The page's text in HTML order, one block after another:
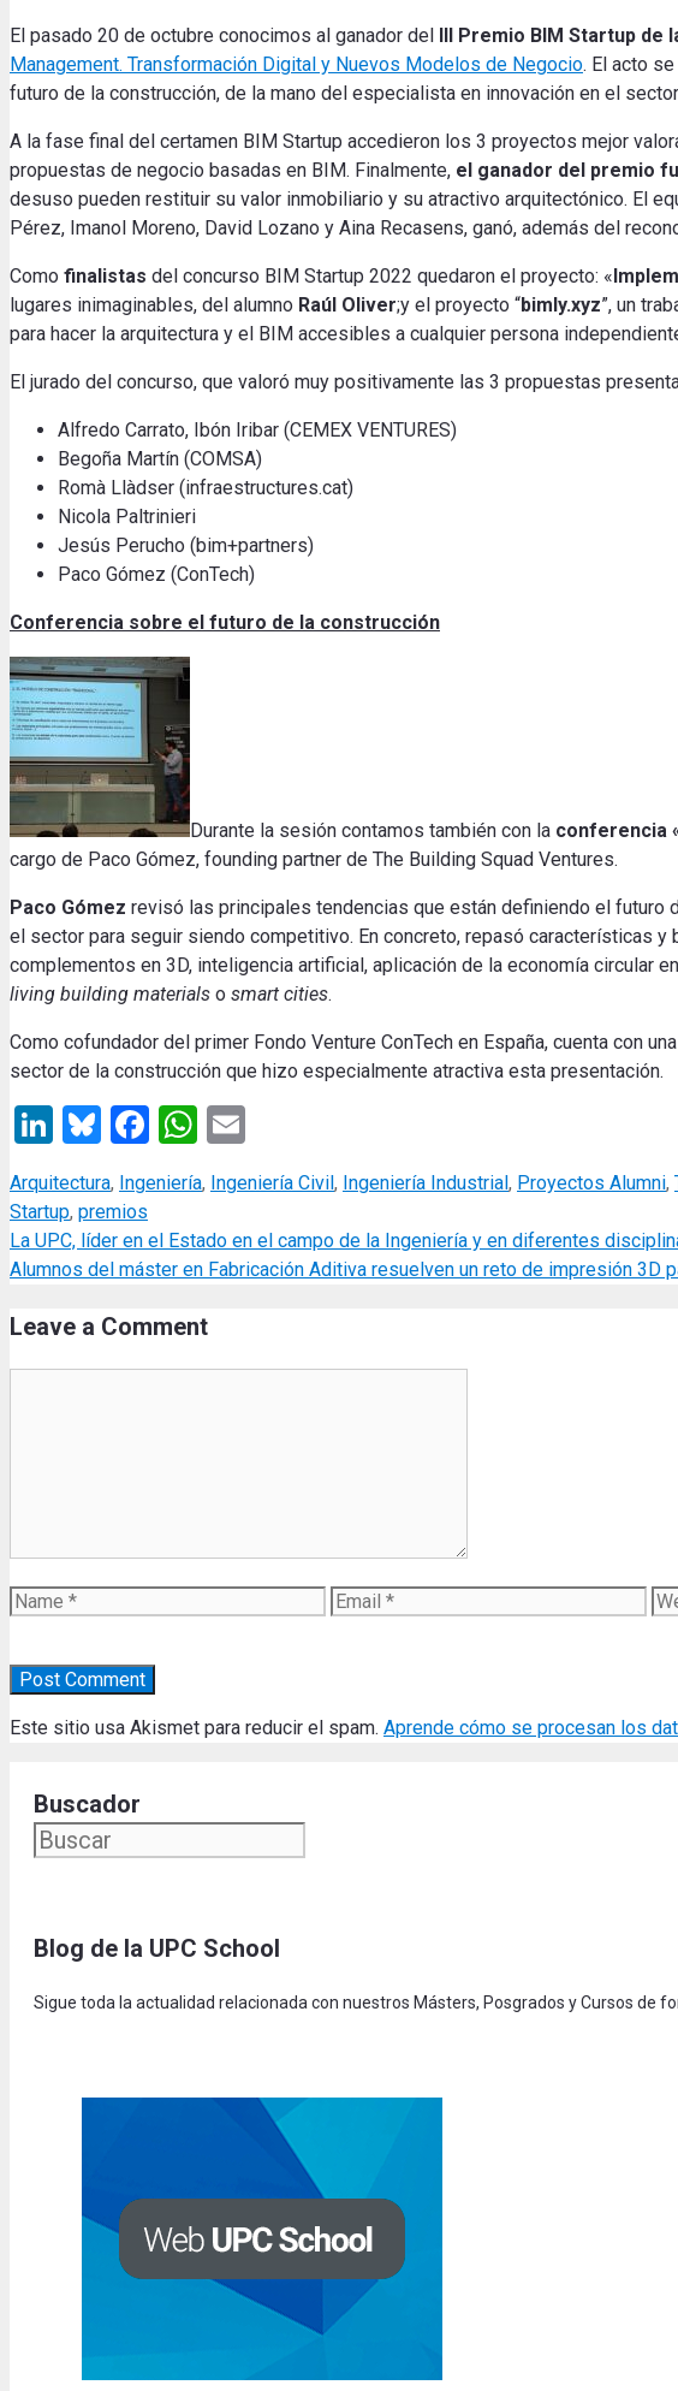
El pasado 20 de octubre conocimos al ganador del III Premio BIM Startup de
Management. Transformación Digital y Nuevos Modelos de Negocio. El acto
futuro de la construcción, de la mano del especialista en innovación en el
A la fase final del certamen BIM Startup accedieron los 3 proyectos mejor
propuestas de negocio basadas en BIM. Finalmente, el ganador del premio
desuso pueden restituir su valor inmobiliario y su atractivo arquitectónico. El
Pérez, Imanol Moreno, David Lozano y Aina Recasens, ganó, además del
Como finalistas del concurso BIM Startup 2022 quedaron el proyecto: «
lugares inimaginables, del alumno Raúl Oliver;y el proyecto “bimly.xyz”, un
para hacer la arquitectura y el BIM accesibles a cualquier persona
El jurado del concurso, que valoró muy positivamente las 3 propuestas
Alfredo Carrato, Ibón Iribar (CEMEX VENTURES)
Begoña Martín (COMSA)
Romà Llàdser (infraestructures.cat)
Nicola Paltrinieri
Jesús Perucho (bim+partners)
Paco Gómez (ConTech)
Conferencia sobre el futuro de la construcción
Durante la sesión contamos también con la conferencia
cargo de Paco Gómez, founding partner de The Building Squad Ventures.
Paco Gómez revisó las principales tendencias que están definiendo el futuro
el sector para seguir siendo competitivo. En concreto, repasó características
complementos en 3D, inteligencia artificial, aplicación de la economía circular
living building materials o smart cities.
Como cofundador del primer Fondo Venture ConTech en España, cuenta con
sector de la construcción que hizo especialmente atractiva esta presentación.
LinkedIn
Bluesky
Facebook
WhatsApp
Categories
Arquitectura, Ingeniería, Ingeniería Civil, Ingeniería Industrial, Proyectos Alumni,
Startup, premios
La UPC, líder en el Estado en el campo de la Ingeniería y en diferentes
Alumnos del máster en Fabricación Aditiva resuelven un reto de impresión 3D
Leave a Comment
Name Email
Este sitio usa Akismet para reducir el spam. Aprende cómo se procesan los
Buscador
Blog de la UPC School
Sigue toda la actualidad relacionada con nuestros Másters, Posgrados y Cursos de